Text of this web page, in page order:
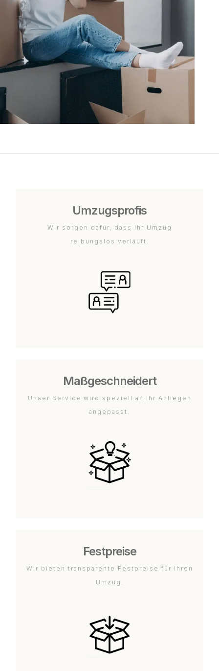
Umzugsprofis
Wir sorgen dafür, dass Ihr Umzug
reibungslos verläuft.
Maßgeschneidert
Unser Service wird speziell an Ihr Anliegen
angepasst.
Festpreise
Wir bieten transparente Festpreise für Ihren
Umzug.